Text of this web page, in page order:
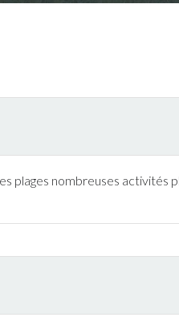
plages nombreuses activités